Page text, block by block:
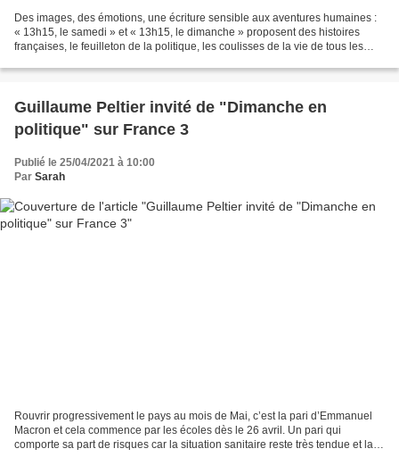
Des images, des émotions, une écriture sensible aux aventures humaines :
« 13h15, le samedi » et « 13h15, le dimanche » proposent des histoires
françaises, le feuilleton de la politique, les coulisses de la vie de tous les
Guillaume Peltier invité de "Dimanche en
politique" sur France 3
Publié le 25/04/2021 à 10:00
Par Sarah
Rouvrir progressivement le pays au mois de Mai, c’est la pari d’Emmanuel
Macron et cela commence par les écoles dès le 26 avril. Un pari qui
comporte sa part de risques car la situation sanitaire reste très tendue et la